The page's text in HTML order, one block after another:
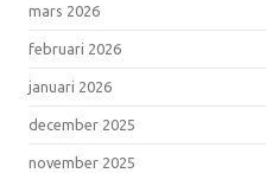
mars 2026
februari 2026
januari 2026
december 2025
november 2025